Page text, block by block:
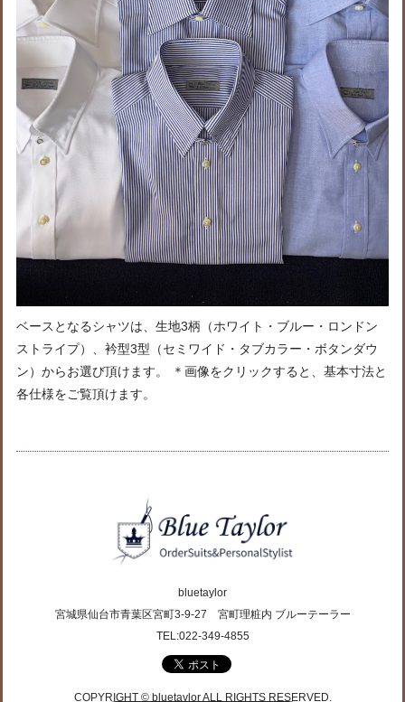
ベースとなるシャツは、生地3柄（ホワイト・ブルー・ロンドン
ストライプ）、衿型3型（セミワイド・タブカラー・ボタンダウ
ン）からお選び頂けます。 ＊画像をクリックすると、基本寸法と
各仕様をご覧頂けます。
bluetaylor
宮城県仙台市青葉区宮町3-9-27 宮町理粧内 ブルーテーラー
TEL:022-349-4855
COPYRIGHT © bluetaylor ALL RIGHTS RESERVED.